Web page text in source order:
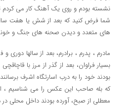
نشسته بودم و روی یک آهنگ کار می کردم
شما فرض کنید که بعد از شش یا هفت سال
های متعدد و دیدن صحنه های جنگ و
مادرم ، پدرم ، برادرم، بعد از سالها
بسیار فراوان، بعد از گذر از مرز با
بودند خود را به درب اسارتگاه اشرف
که بله صاحب این عکس را می شناسیم ،
معطلی از صبح، آورده بودند داخل محلی